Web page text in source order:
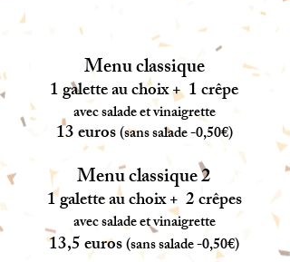
Menu classique
1 galette au choix + 1 crêpe
avec saladeet vinaigrette
13 euros(sans salade -0,50€)
Menu classique 2
1 galette au choix + 2 crêpes
avec saladeet vinaigrette
13,5 euros(sans salade -0,50€)